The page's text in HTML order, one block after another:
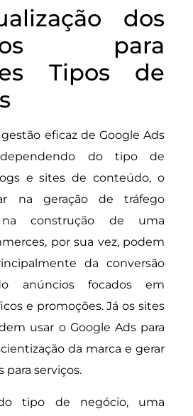
dos
para
Tipos de
eficaz de Google Ads
do tipo de
e sites de conteúdo, o
na geração de tráfego
construção de uma
por sua vez, podem
da conversão
anúncios focados em
e promoções. Já os sites
usar o Google Ads para
da marca e gerar
para serviços.
tipo de negócio, uma